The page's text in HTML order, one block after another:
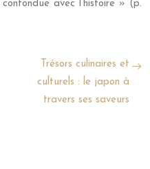
avec l’histoire » (p.
Trésors culinaires et
culturels : le japon à
travers ses saveurs